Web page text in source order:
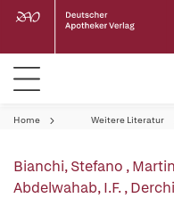
Home Weitere Literatur
Bianchi, Stefano ,
Abdelwahab, I.F.,